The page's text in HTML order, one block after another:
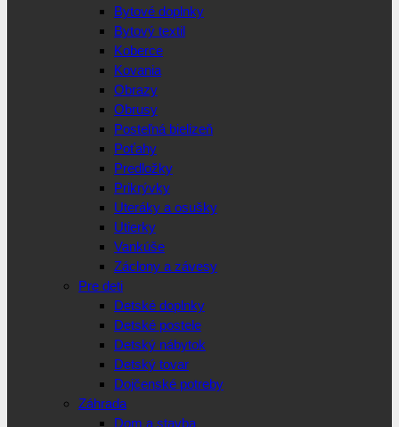
Bytové doplnky
Bytový textil
Koberce
Kovania
Obrazy
Obrusy
Posteľná bielizeň
Poťahy
Predložky
Prikrývky
Uteráky a osušky
Utierky
Vankúše
Záclony a závesy
Pre deti
Detské doplnky
Detské postele
Detský nábytok
Detský tovar
Dojčenské potreby
Záhrada
Dom a stavba